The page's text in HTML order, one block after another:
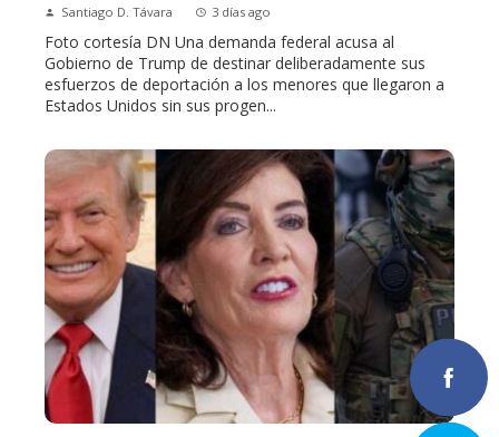
Santiago D. Távara 3 días ago
Foto cortesía DN Una demanda federal acusa al
Gobierno de Trump de destinar deliberadamente sus
esfuerzos de deportación a los menores que llegaron a
Estados Unidos sin sus progen...